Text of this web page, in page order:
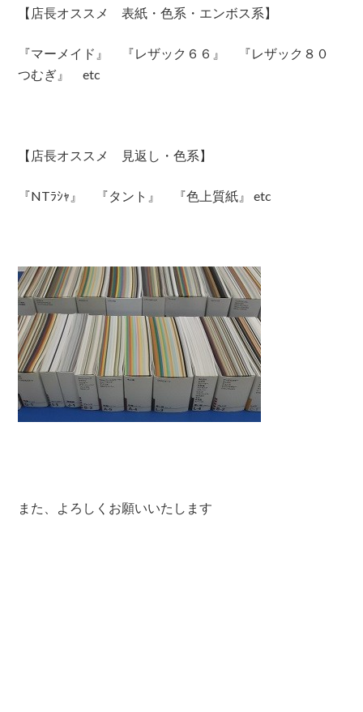
【店長オススメ 表紙・色系・エンボス系】
『マーメイド』 『レザック６６』 『レザック８０
つむぎ』 etc
【店長オススメ 見返し・色系】
『NTﾗｼｬ』 『タント』 『色上質紙』 etc
また、よろしくお願いいたします